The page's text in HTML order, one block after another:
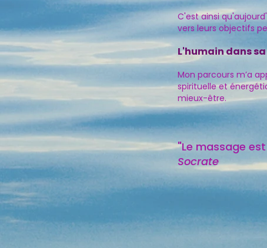
C'est ainsi
vers leurs objectifs
L'humain dans
Mon parcours m’a
spirituelle et
mieux-être.
"Le massage
​Socrate